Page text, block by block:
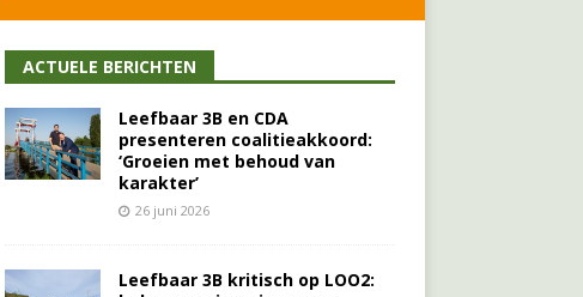
ACTUELE BERICHTEN
Leefbaar 3B en CDA
presenteren coalitieakkoord:
‘Groeien met behoud van
karakter’
26 juni 2026
Leefbaar 3B kritisch op LOO2: